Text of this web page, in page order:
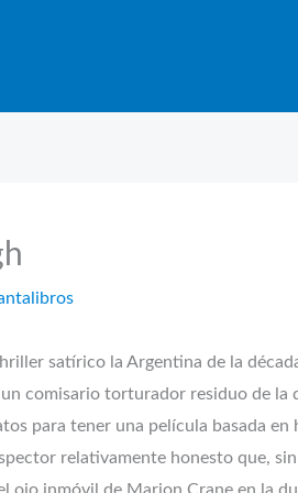
satírico la Argentina de la
comisario torturador residuo de
para tener una película basada
relativamente honesto que,